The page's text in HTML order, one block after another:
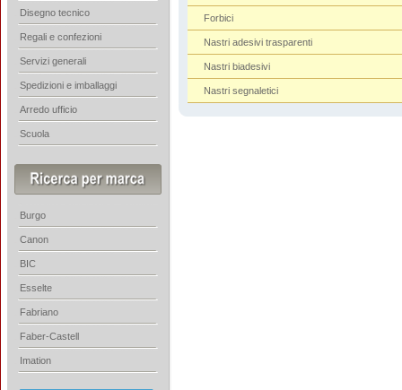
Forbici
Nastri adesivi trasparenti
Nastri biadesivi
Nastri segnaletici
Disegno tecnico
Regali e confezioni
Servizi generali
Spedizioni e imballaggi
Arredo ufficio
Scuola
Burgo
Canon
BIC
Esselte
Fabriano
Faber-Castell
Imation